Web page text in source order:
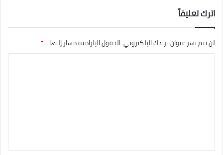
اترك تعليقاً
لن يتم نشر عنوان بريدك الإلكتروني.الحقول الإلزامية مشار إليها بـ*